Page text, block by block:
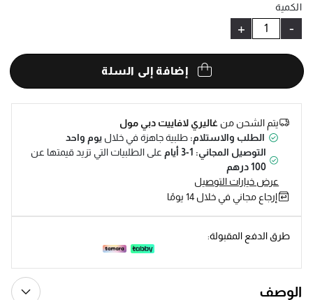
الكمية
-
+
إضافة إلى السلة
يتم الشحن منغاليري لافاييت دبي مول
الطلب والاستلام: طلبية جاهزة في خلال يوم واحد
التوصيل المجاني: 1-3 أيام
على الطلبيات التي تزيد قيمتها عن
100 درهم
عرض خيارات التوصيل
إرجاع مجاني في خلال 14 يومًا
طرق الدفع المقبولة:
الوصف